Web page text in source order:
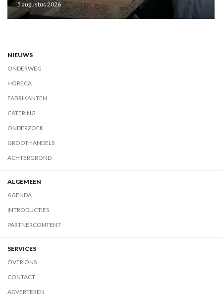
5 augustus 2026
NIEUWS
ONDERWEG
HORECA
FABRIKANTEN
CATERING
ONDERZOEK
GROOTHANDELS
ACHTERGROND
ALGEMEEN
AGENDA
INTRODUCTIES
PARTNERCONTENT
SERVICES
OVER ONS
CONTACT
ADVERTEREN